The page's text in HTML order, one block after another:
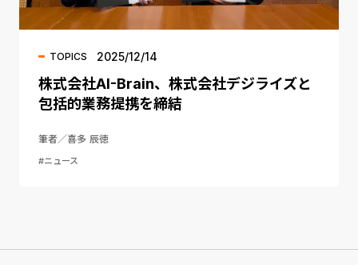
TOPICS 2025/12/14
株式会社AI-Brain、株式会社デジライズと
包括的業務提携を締結
筆者／喜多 辰徳
#ニュース